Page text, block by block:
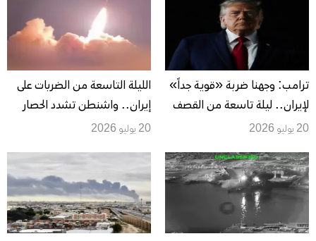
ترامب: وجهنا ضربة «قوية جداً»
لإيران.. ليلة تاسعة من القصف
تتزامن مع إطلاق صواريخ وتحذير
20 يوليو 2026
الليلة التاسعة من الضربات على
إيران.. واشنطن تشدد الحصار
البحري والتصعيد يمتد إلى
20 يوليو 2026